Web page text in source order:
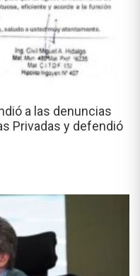
a las denuncias
Privadas y defendió